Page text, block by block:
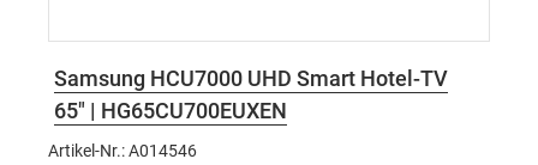
Samsung HCU7000 UHD Smart Hotel-TV
65" | HG65CU700EUXEN
Artikel-Nr.: A014546